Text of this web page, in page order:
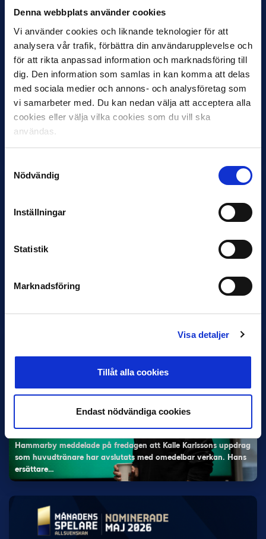
Denna webbplats använder cookies
Vi använder cookies och liknande teknologier för att
analysera vår trafik, förbättra din användarupplevelse och
för att rikta anpassad information och marknadsföring till
dig. Den information som samlas in kan komma att delas
med sociala medier och annons- och analysföretag som
vi samarbeter med. Du kan nedan välja att acceptera alla
cookies eller välja vilka cookies som du vill ska
användas.
Nödvändig
Inställningar
Statistik
Marknadsföring
Visa detaljer
Tillåt alla cookies
Endast nödvändiga cookies
11 JUNI
VM-spelare med förflutet i Allsvenskan
och Superettan
Bosnien & Hercegovina Armin Gigovic — Helsingborgs IF
Dennis Hadžikadunić — Malmö FF / Trelleborg FF
otroligt mål”
Rydström ersätter Karlsson i Hammarby
Hammarby meddelade på fredagen att Kalle Karlssons uppdrag
som huvudtränare har avslutats med omedelbar verkan. Hans
ersättare…